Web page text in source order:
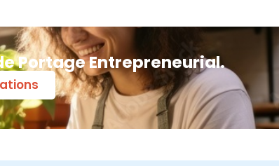
Portage Entrepreneurial.